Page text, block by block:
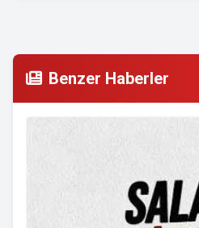
Benzer Haberler